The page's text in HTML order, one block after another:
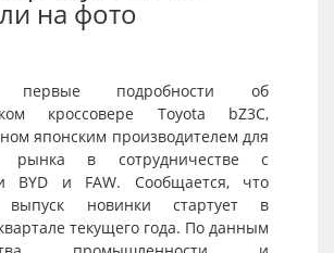
на фото
первые подробности об
кроссовере Toyota bZ3C,
японским производителем для
рынка в сотрудничестве с
BYD и FAW. Сообщается, что
выпуск новинки стартует в
текущего года. По данным